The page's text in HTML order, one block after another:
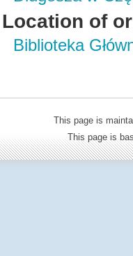
Location of
Biblioteka
This page is
This page is